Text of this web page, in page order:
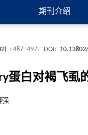
期刊介绍
: 487 -497. DOI:
蛋白对褐飞虱
强